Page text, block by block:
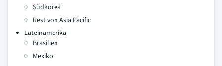
Südkorea
Rest von Asia Pacific
Lateinamerika
Brasilien
Mexiko